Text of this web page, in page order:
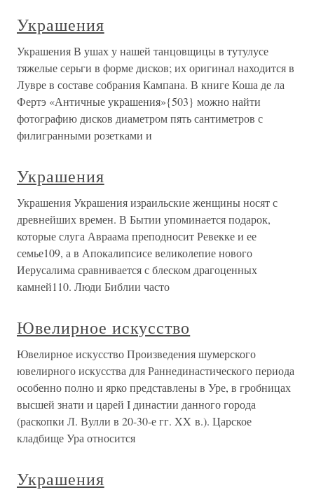
Украшения
Украшения В ушах у нашей танцовщицы в тутулусе
тяжелые серьги в форме дисков; их оригинал находится в
Лувре в составе собрания Кампана. В книге Коша де ла
Фертэ «Античные украшения»{503} можно найти
фотографию дисков диаметром пять сантиметров с
филигранными розетками и
Украшения
Украшения Украшения израильские женщины носят с
древнейших времен. В Бытии упоминается подарок,
которые слуга Авраама преподносит Ревекке и ее
семье109, а в Апокалипсисе великолепие нового
Иерусалима сравнивается с блеском драгоценных
камней110. Люди Библии часто
Ювелирное искусство
Ювелирное искусство Произведения шумерского
ювелирного искусства для Раннединастического периода
особенно полно и ярко представлены в Уре, в гробницах
высшей знати и царей I династии данного города
(раскопки Л. Вулли в 20-30-е гг. XX в.). Царское
кладбище Ура относится
Украшения